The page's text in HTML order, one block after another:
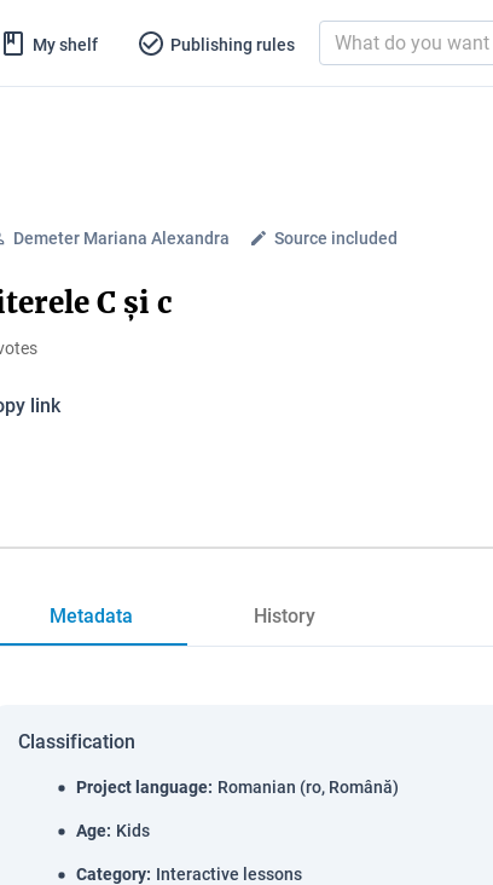
My shelf Publishing rules
Demeter Mariana Alexandra
Source included
C și c
link
Metadata History
Classification
Project language: Romanian (ro, Română)
Age: Kids
Category: Interactive lessons